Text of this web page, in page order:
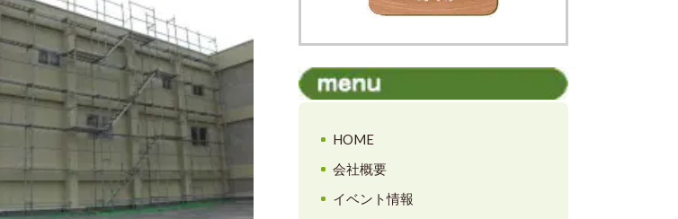
HOME
会社概要
イベント情報